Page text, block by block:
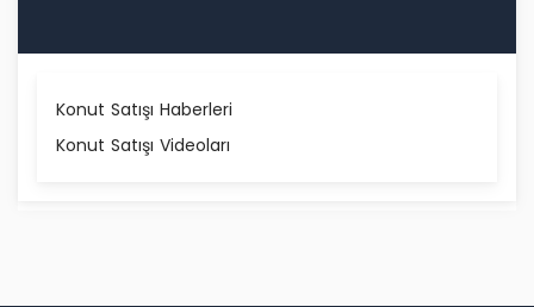
Konut Satışı Haberleri
Konut Satışı Videoları